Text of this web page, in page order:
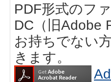
PDF形式のフ
DC（旧Adobe
お持ちでない
きます。